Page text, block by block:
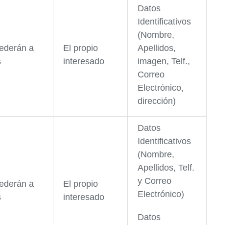
a
El propio
interesado
Datos
Identificativos
(Nombre,
Apellidos,
imagen, Telf.,
Correo
Electrónico,
dirección)
a
El propio
interesado
Datos
Identificativos
(Nombre,
Apellidos, Telf.
y Correo
Electrónico)
Datos